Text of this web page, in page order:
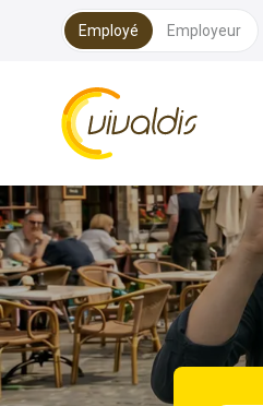
Employé Employeur
Vivaldis Interim